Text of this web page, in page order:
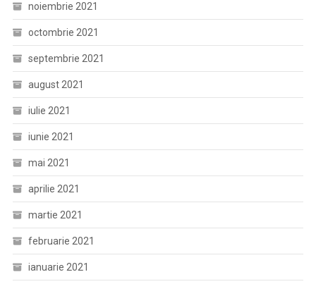
noiembrie 2021
octombrie 2021
septembrie 2021
august 2021
iulie 2021
iunie 2021
mai 2021
aprilie 2021
martie 2021
februarie 2021
ianuarie 2021